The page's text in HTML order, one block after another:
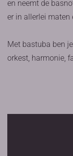
en neemt de
er in allerlei maten
Met bastuba ben
orkest, harmonie,